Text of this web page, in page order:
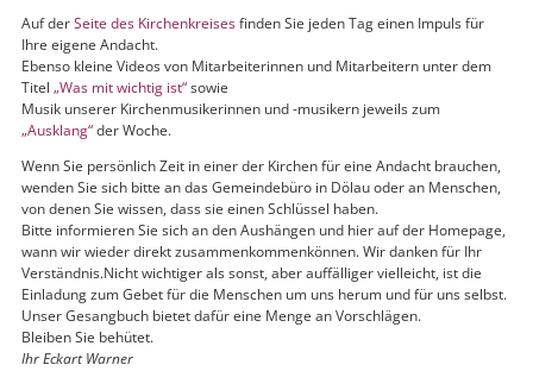
Auf derSeite des Kirchenkreisesfinden Sie jeden Tag einen Impuls für
Ihre eigene Andacht.
Ebenso kleine Videos von Mitarbeiterinnen und Mitarbeitern unter dem
Titel „Was mit wichtig ist“sowie
Musik unserer Kirchenmusikerinnen und -musikern jeweils zum
„Ausklang“der Woche.
Wenn Sie persönlich Zeit in einer der Kirchen für eine Andacht brauchen,
wenden Sie sich bitte an das Gemeindebüro in Dölau oder an Menschen,
von denen Sie wissen, dass sie einen Schlüssel haben.
Bitte informieren Sie sich an den Aushängen und hier auf der Homepage,
wann wir wieder direkt zusammenkommenkönnen. Wir danken für Ihr
Verständnis.Nicht wichtiger als sonst, aber auffälliger vielleicht, ist die
Einladung zum Gebet für die Menschen um uns herum und für uns selbst.
Unser Gesangbuch bietet dafür eine Menge an Vorschlägen.
Bleiben Sie behütet.
Ihr Eckart Warner